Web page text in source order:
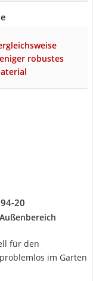
robustes
20
für den
im Garten